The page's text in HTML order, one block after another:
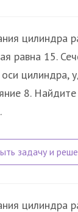
цилиндра
равна 15.
цилиндра,
8.
цилиндра